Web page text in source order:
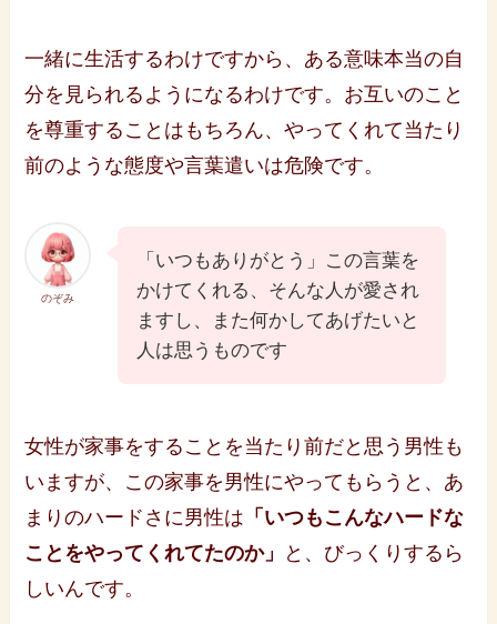
一緒に生活するわけですから、ある意味本当の自
分を見られるようになるわけです。お互いのこと
を尊重することはもちろん、やってくれて当たり
前のような態度や言葉遣いは危険です。
のぞみ
「いつもありがとう」この言葉を
かけてくれる、そんな人が愛され
ますし、また何かしてあげたいと
人は思うものです
女性が家事をすることを当たり前だと思う男性も
いますが、この家事を男性にやってもらうと、あ
まりのハードさに男性は 「いつもこんなハードな
ことをやってくれてたのか」
と、びっくりするら
しいんです。